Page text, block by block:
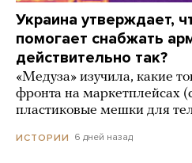
Украина утверждает,
помогает снабжать
действительно так?
«Медуза» изучила, какие
фронта на маркетплейсах
пластиковые мешки для
ИСТОРИИ 6 дней назад